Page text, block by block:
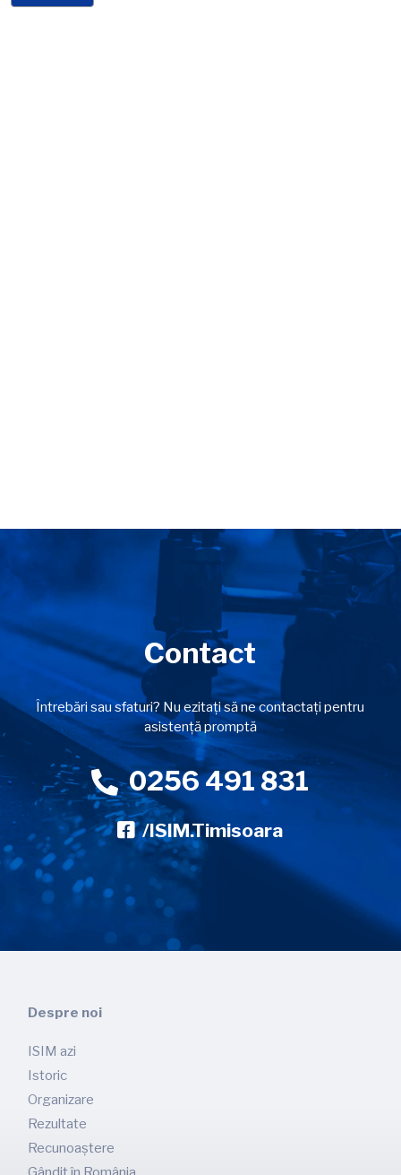
Contact
Întrebări sau sfaturi? Nu ezitați să ne contactați pentru
asistență promptă
0256 491 831
/ISIM.Timisoara
Despre noi
ISIM azi
Istoric
Organizare
Rezultate
Recunoaștere